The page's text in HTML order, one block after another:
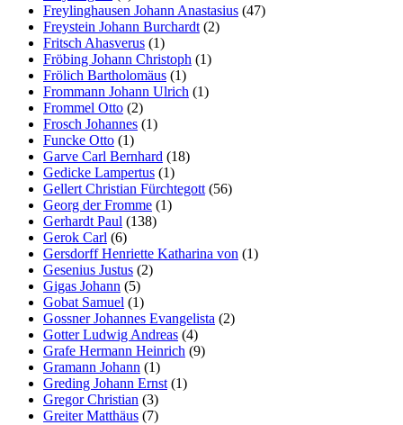
Freylinghausen Johann Anastasius (47)
Freystein Johann Burchardt (2)
Fritsch Ahasverus (1)
Fröbing Johann Christoph (1)
Frölich Bartholomäus (1)
Frommann Johann Ulrich (1)
Frommel Otto (2)
Frosch Johannes (1)
Funcke Otto (1)
Garve Carl Bernhard (18)
Gedicke Lampertus (1)
Gellert Christian Fürchtegott (56)
Georg der Fromme (1)
Gerhardt Paul (138)
Gerok Carl (6)
Gersdorff Henriette Katharina von (1)
Gesenius Justus (2)
Gigas Johann (5)
Gobat Samuel (1)
Gossner Johannes Evangelista (2)
Gotter Ludwig Andreas (4)
Grafe Hermann Heinrich (9)
Gramann Johann (1)
Greding Johann Ernst (1)
Gregor Christian (3)
Greiter Matthäus (7)